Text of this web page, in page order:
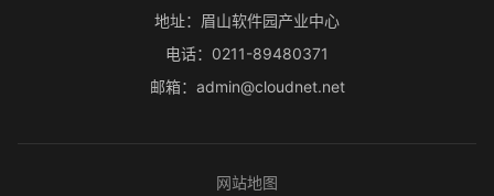
地址：眉山软件园产业中心
电话：0211-89480371
邮箱：admin@cloudnet.net
网站地图